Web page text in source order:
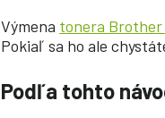
Výmena tonera
Pokiaľ sa ho ale
Podľa tohto